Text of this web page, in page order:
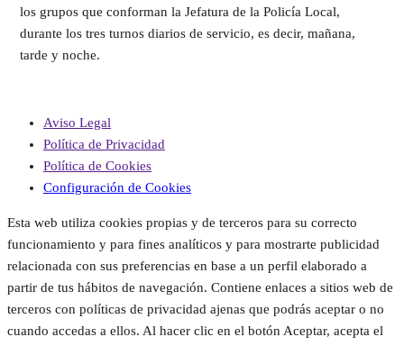
los grupos que conforman la Jefatura de la Policía Local,
durante los tres turnos diarios de servicio, es decir, mañana,
tarde y noche.
Aviso Legal
Política de Privacidad
Política de Cookies
Configuración de Cookies
Esta web utiliza cookies propias y de terceros para su correcto
funcionamiento y para fines analíticos y para mostrarte publicidad
relacionada con sus preferencias en base a un perfil elaborado a
partir de tus hábitos de navegación. Contiene enlaces a sitios web de
terceros con políticas de privacidad ajenas que podrás aceptar o no
cuando accedas a ellos. Al hacer clic en el botón Aceptar, acepta el